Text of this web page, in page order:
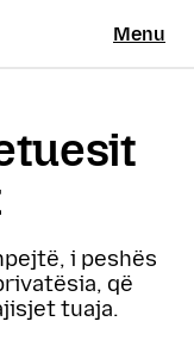
Menu
i peshës
që
tuaja.